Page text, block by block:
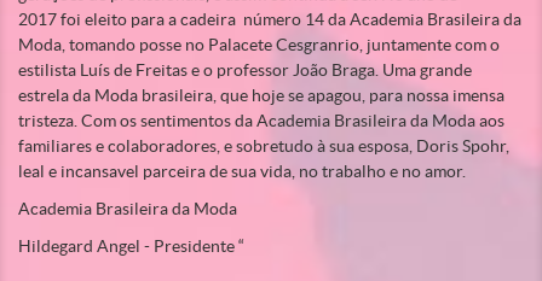
2017 foi eleito para a cadeira número 14 da Academia Brasileira da
Moda, tomando posse no Palacete Cesgranrio, juntamente com o
estilista Luís de Freitas e o professor João Braga. Uma grande
estrela da Moda brasileira, que hoje se apagou, para nossa imensa
tristeza. Com os sentimentos da Academia Brasileira da Moda aos
familiares e colaboradores, e sobretudo à sua esposa, Doris Spohr,
leal e incansavel parceira de sua vida, no trabalho e no amor.
Academia Brasileira da Moda
Hildegard Angel - Presidente “